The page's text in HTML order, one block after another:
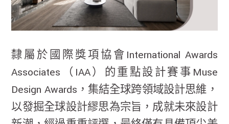
隸屬於國際獎項協會International Awards
Associates（IAA）的重點設計賽事Muse
Design Awards，集結全球跨領域設計思維，
以發掘全球設計繆思為宗旨，成就未來設計